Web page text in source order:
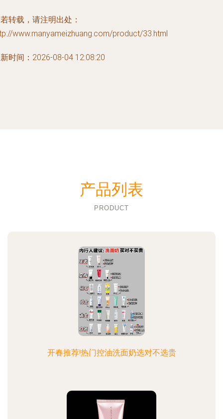
转载，请注明出处：
www.manyameizhuang.com/product/33.html
时间：2026-08-04 12:08:20
产品列表
PRODUCT
开春推荐!热门控油洗面奶选对不选贵